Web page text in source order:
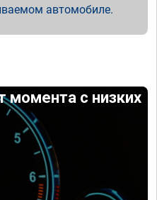
автомобиле.
момента с низких